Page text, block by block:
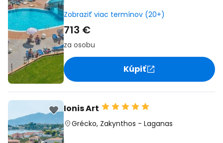
Zobraziť viac termínov (20+)
713 €
za osobu
Kúpiť
Ionis Art
Grécko, Zakynthos - Laganas